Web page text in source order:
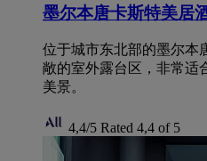
墨尔本唐卡斯特美居
位于城市东北部的墨尔本
敞的室外露台区，非常适
美景。
4,4/5 Rated 4,4 of 5